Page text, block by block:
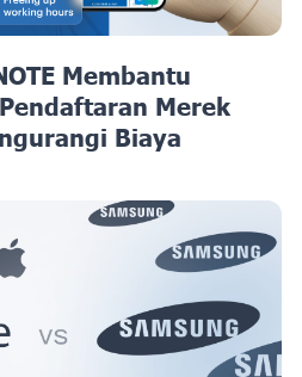
Membantu
Merek
Biaya